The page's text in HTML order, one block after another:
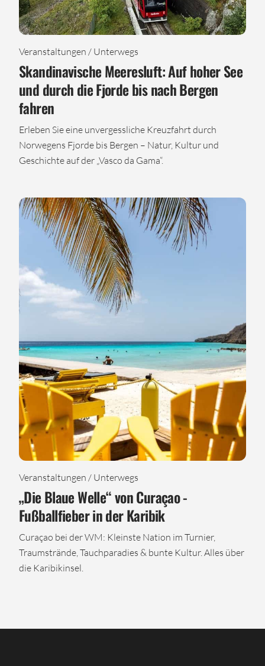
Veranstaltungen / Unterwegs
Skandinavische Meeresluft: Auf hoher See
und durch die Fjorde bis nach Bergen
fahren
Erleben Sie eine unvergessliche Kreuzfahrt durch
Norwegens Fjorde bis Bergen – Natur, Kultur und
Geschichte auf der „Vasco da Gama“.
Veranstaltungen / Unterwegs
„Die Blaue Welle“ von Curaçao -
Fußballfieber in der Karibik
Curaçao bei der WM: Kleinste Nation im Turnier,
Traumstrände, Tauchparadies & bunte Kultur. Alles über
die Karibikinsel.